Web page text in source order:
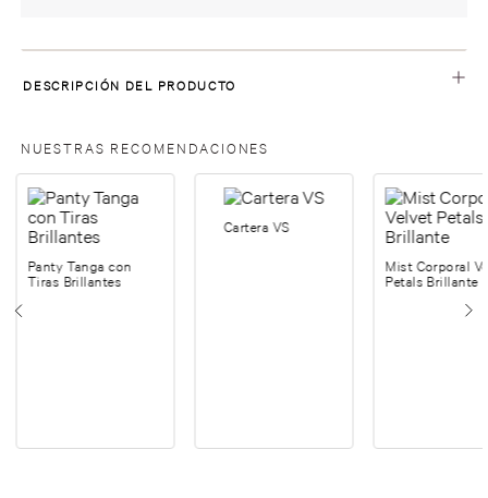
DESCRIPCIÓN DEL PRODUCTO
NUESTRAS RECOMENDACIONES
Panty Tanga con
Tiras Brillantes
Cartera VS
Mist Corporal
Petals Brillante